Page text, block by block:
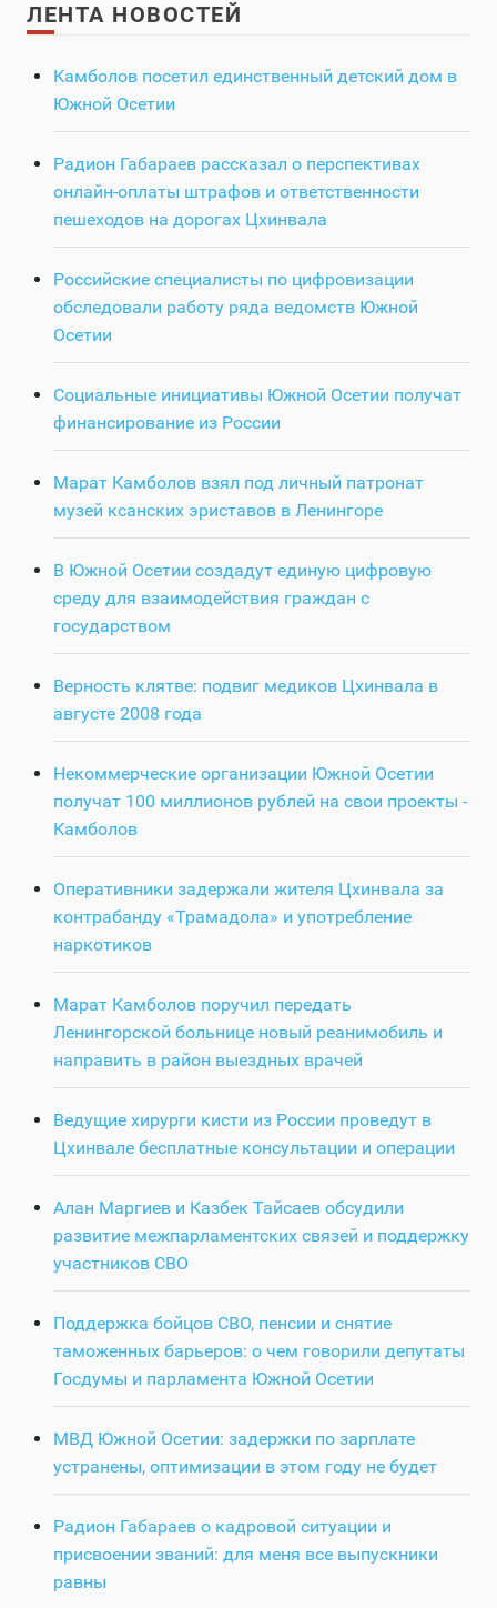
ЛЕНТА НОВОСТЕЙ
Камболов посетил единственный детский дом в
Южной Осетии
Радион Габараев рассказал о перспективах
онлайн-оплаты штрафов и ответственности
пешеходов на дорогах Цхинвала
Российские специалисты по цифровизации
обследовали работу ряда ведомств Южной
Осетии
Социальные инициативы Южной Осетии получат
финансирование из России
Марат Камболов взял под личный патронат
музей ксанских эриставов в Ленингоре
В Южной Осетии создадут единую цифровую
среду для взаимодействия граждан с
государством
Верность клятве: подвиг медиков Цхинвала в
августе 2008 года
Некоммерческие организации Южной Осетии
получат 100 миллионов рублей на свои проекты -
Камболов
Оперативники задержали жителя Цхинвала за
контрабанду «Трамадола» и употребление
наркотиков
Марат Камболов поручил передать
Ленингорской больнице новый реанимобиль и
направить в район выездных врачей
Ведущие хирурги кисти из России проведут в
Цхинвале бесплатные консультации и операции
Алан Маргиев и Казбек Тайсаев обсудили
развитие межпарламентских связей и поддержку
участников СВО
Поддержка бойцов СВО, пенсии и снятие
таможенных барьеров: о чем говорили депутаты
Госдумы и парламента Южной Осетии
МВД Южной Осетии: задержки по зарплате
устранены, оптимизации в этом году не будет
Радион Габараев о кадровой ситуации и
присвоении званий: для меня все выпускники
равны